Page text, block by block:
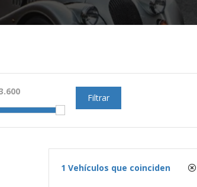
Filtrar
1 Vehículos que coinciden